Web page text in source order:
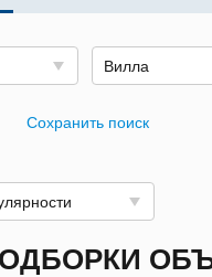
Вилла
Сохранить поиск